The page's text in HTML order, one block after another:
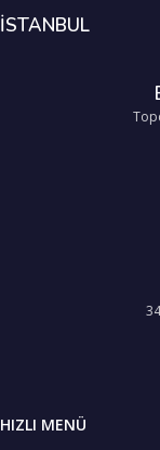
İSTANBUL
HIZLI MENÜ